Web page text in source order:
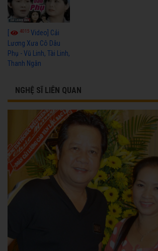
[ 4015 Video] Cải
Lương Xưa Cô Dâu
Phụ - Vũ Linh, Tài Linh,
Thanh Ngân
NGHỆ SĨ LIÊN QUAN